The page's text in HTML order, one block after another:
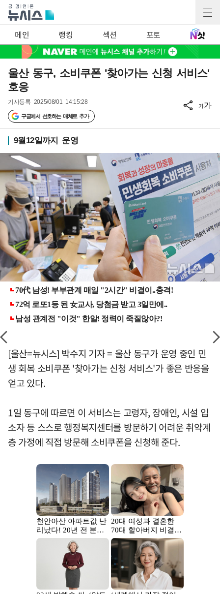
메인 랭킹 섹션 포토
울산 동구, 소비쿠폰 '찾아가는 신청 서비스'
호응
기사등록 2025/08/01 14:15:28
구글에서 선호하는 매체로 추가
가가
9월12일까지 운영
[울산=뉴시스] 박수지 기자 = 울산 동구가 운영 중인 민
생 회복 소비쿠폰 '찾아가는 신청 서비스'가 좋은 반응을
얻고 있다.
1일 동구에 따르면 이 서비스는 고령자, 장애인, 시설 입
소자 등 스스로 행정복지센터를 방문하기 어려운 취약계
층 가정에 직접 방문해 소비쿠폰을 신청해 준다.